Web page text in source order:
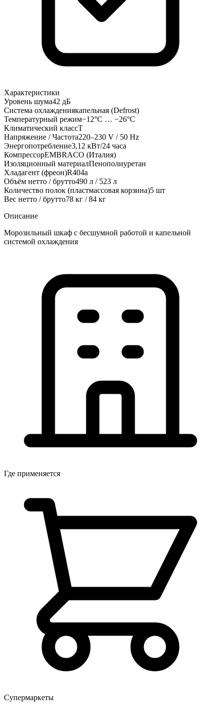
Характеристики
Уровень шума42 дБ
Система охлаждениякапельная (Defrost)
Температурный режим−12°C … −26°C
Климатический классТ
Напряжение / Частота220–230 V / 50 Hz
Энергопотребление3,12 кВт/24 часа
КомпрессорEMBRACO (Италия)
Изоляционный материалПенополиуретан
Хладагент (фреон)R404a
Объём нетто / брутто490 л / 523 л
Количество полок (пластмассовая корзина)5 шт
Вес нетто / брутто78 кг / 84 кг
Описание
Морозильный шкаф с бесшумной работой и капельной
системой охлаждения
Где применяется
Супермаркеты